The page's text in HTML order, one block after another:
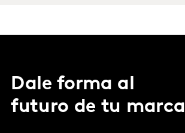
Dale forma al
futuro de tu marca